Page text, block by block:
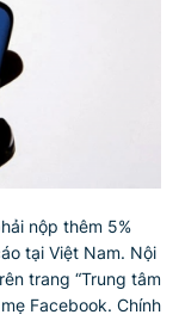
nộp thêm 5%
tại Việt Nam. Nội
trang “Trung tâm
Facebook. Chính